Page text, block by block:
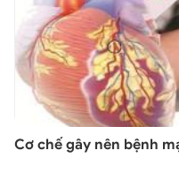
Cơ chế gây nên bệnh